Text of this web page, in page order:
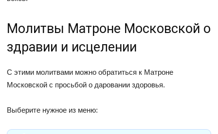
Молитвы Матроне Московской о
здравии и исцелении
С этими молитвами можно обратиться к Матроне
Московской с просьбой о даровании здоровья.
Выберите нужное из меню: